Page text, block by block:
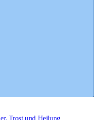
Trost und Heilung